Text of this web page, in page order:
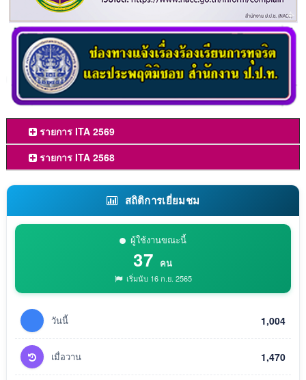
รายการ ITA 2569
รายการ ITA 2568
สถิติการเยี่ยมชม
ผู้ใช้งานขณะนี้
37 คน
เริ่มนับ 16 ก.ย. 2565
วันนี้ 1,004
เมื่อวาน 1,470